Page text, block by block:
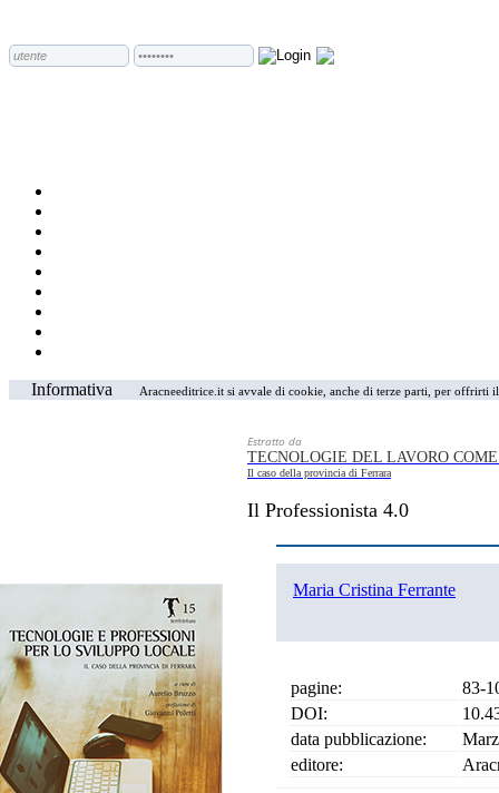
Informativa Aracneeditrice.it si avvale di cookie, anche di terze parti, per
Estratto da
TECNOLOGIE DEL LAVORO
Il caso della provincia di Ferrara
Il Professionista 4.0
Maria Cristina Ferrante
pagine:
83-
DOI:
data pubblicazione:
editore: